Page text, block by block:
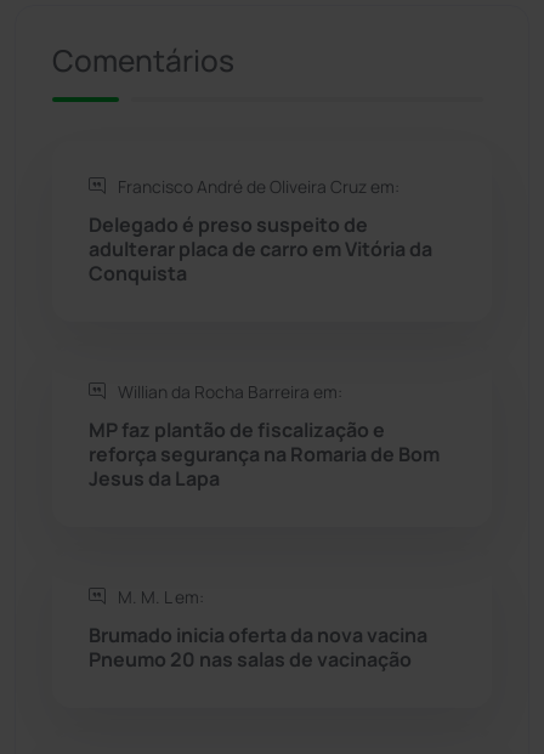
Rio de Contas
Rio do Antônio
Rio do Pires
Sebastião Laranjeiras
Tanhaçu
Comentários
Francisco André de Oliveira Cruz em:
Delegado é preso suspeito de
adulterar placa de carro em Vitória da
Conquista
Willian da Rocha Barreira em:
MP faz plantão de fiscalização e
reforça segurança na Romaria de Bom
Jesus da Lapa
M. M. L em:
Brumado inicia oferta da nova vacina
Pneumo 20 nas salas de vacinação